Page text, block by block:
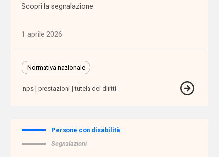
Acri
ADI
affido
Scopri la segnalazione
1 aprile 2026
Normativa nazionale
Inps prestazioni tutela dei diritti
Persone con disabilità
Segnalazioni